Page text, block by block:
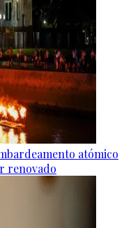
atómico
renovado